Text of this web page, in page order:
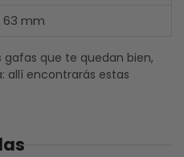
63 mm
gafas que te quedan bien,
allí encontrarás estas